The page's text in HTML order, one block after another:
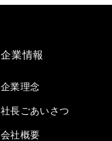
企業情報
企業理念
社長ごあいさつ
会社概要